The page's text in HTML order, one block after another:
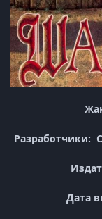
Разработчики:
Дата